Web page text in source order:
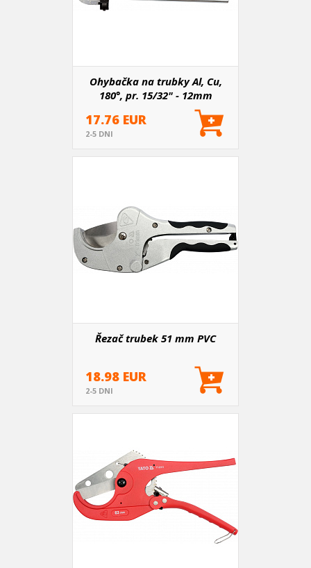
Ohybačka na trubky Al, Cu,
180°, pr. 15/32" - 12mm
17.76 EUR
2-5 DNI
Řezač trubek 51 mm PVC
18.98 EUR
2-5 DNI